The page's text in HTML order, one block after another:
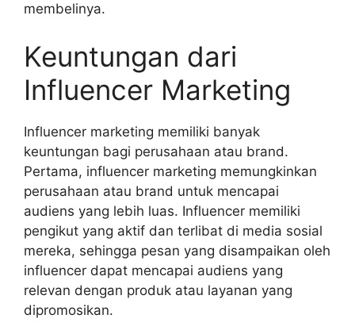
membelinya.
Keuntungan dari
Influencer Marketing
Influencer marketing memiliki banyak
keuntungan bagi perusahaan atau brand.
Pertama, influencer marketing memungkinkan
perusahaan atau brand untuk mencapai
audiens yang lebih luas. Influencer memiliki
pengikut yang aktif dan terlibat di media sosial
mereka, sehingga pesan yang disampaikan oleh
influencer dapat mencapai audiens yang
relevan dengan produk atau layanan yang
dipromosikan.